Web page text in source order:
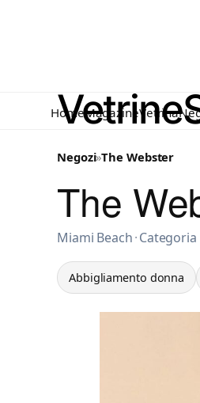
HomeMagazineVetrina
Negozi»The Webster
The
Abbigliamento donna a
Miami Beach·
Abbigliamento donna